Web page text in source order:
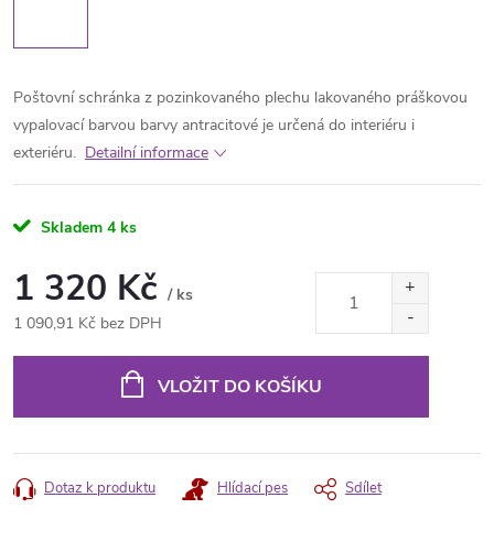
Poštovní schránka z pozinkovaného plechu lakovaného práškovou
vypalovací barvou barvy antracitové je určená do interiéru i
exteriéru. Detailní informace
Skladem 4 ks
1 320 Kč / ks
1 090,91 Kč bez DPH
VLOŽIT DO KOŠÍKU
Dotaz k produktu Hlídací pes Sdílet